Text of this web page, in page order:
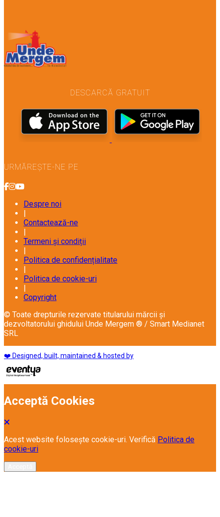
DESCARCĂ GRATUIT
URMĂREȘTE-NE PE
Despre noi
|
Contactează-ne
|
Termeni și condiții
|
Politica de confidențialitate
|
Politica de cookie-uri
|
Copyright
© Toate drepturile rezervate titularului mărcii și
dezvoltatorului ghidului Unde Mergem ® / Smart Medianet
SRL
❤️ Designed, built, maintained & hosted by
Acceptă Cookies
Acest website folosește cookie-uri. Verifică Politica de
cookie-uri